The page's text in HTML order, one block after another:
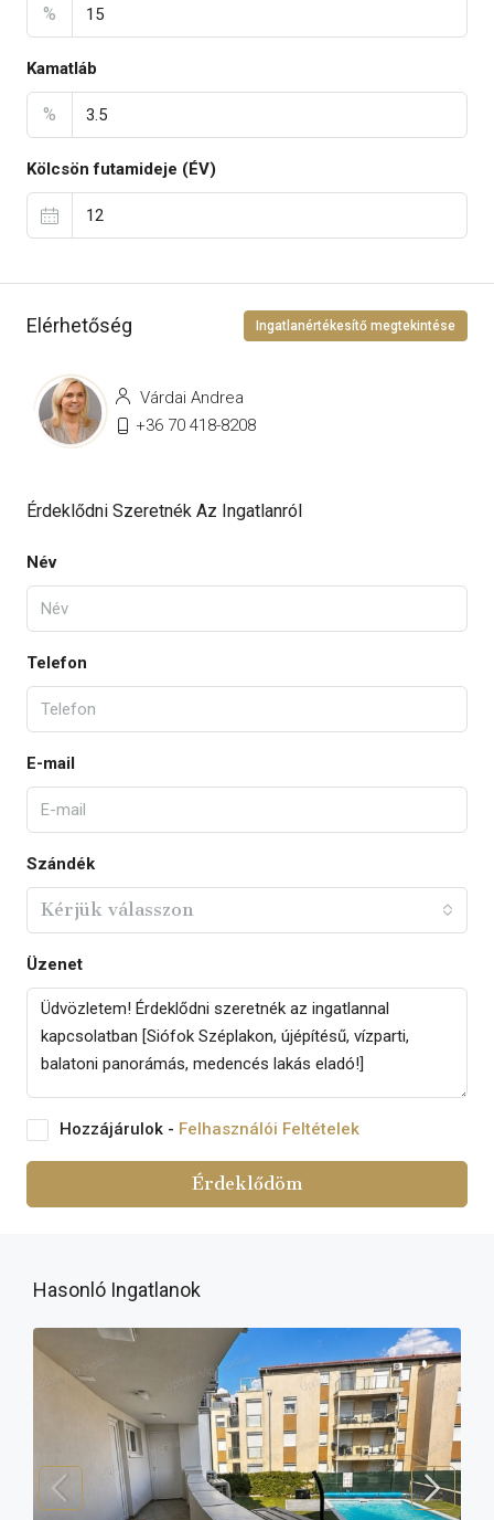
%
Kamatláb
%
Kölcsön futamideje (ÉV)
Elérhetőség Ingatlanértékesítő megtekintése
Várdai Andrea
+36 70 418-8208
Érdeklődni Szeretnék Az Ingatlanról
Név
Telefon
E-mail
Szándék
Kérjük válasszon
Üzenet
Hozzájárulok - Felhasználói Feltételek
Érdeklődöm
Hasonló Ingatlanok